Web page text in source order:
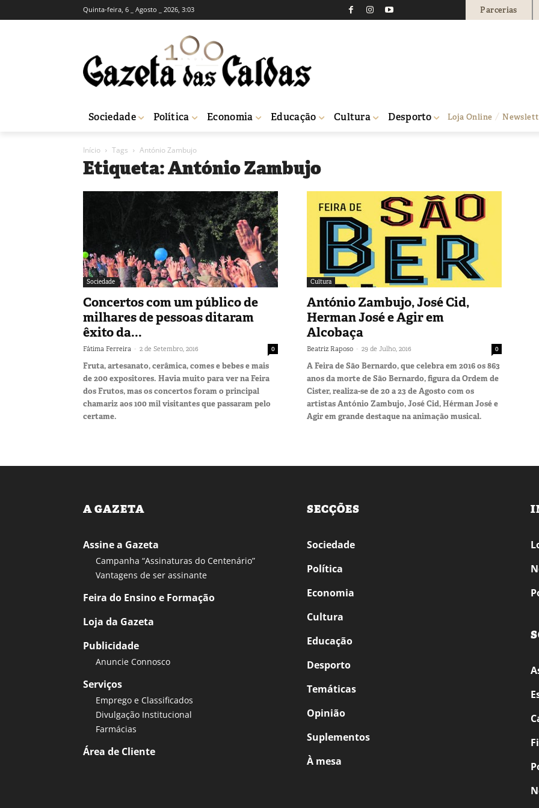
Quinta-feira, 6 _ Agosto _ 2026, 3:03 Parcerias
Sociedade Política Economia Educação Cultura Desporto Loja Online
Início Tags António Zambujo
Etiqueta: António Zambujo
Sociedade
Concertos com um público de
milhares de pessoas ditaram
êxito da...
Fátima Ferreira - 2 de Setembro, 2016 0
Fruta, artesanato, cerâmica, comes e bebes e mais
de 200 expositores. Havia muito para ver na Feira
dos Frutos, mas os concertos foram o principal
chamariz aos 100 mil visitantes que passaram pelo
certame.
Cultura
António Zambujo, José Cid,
Herman José e Agir em
Alcobaça
Beatriz Raposo - 29 de Julho, 2016 0
A Feira de São Bernardo, que celebra em 2016 os 863
anos da morte de São Bernardo, figura da Ordem de
Cister, realiza-se de 20 a 23 de Agosto com os
artistas António Zambujo, José Cid, Hérman José e
Agir em grande destaque na animação musical.
A GAZETA
Assine a Gazeta
Campanha “Assinaturas do Centenário”
Vantagens de ser assinante
Feira do Ensino e Formação
Loja da Gazeta
Publicidade
Anuncie Connosco
Serviços
Emprego e Classificados
Divulgação Institucional
Farmácias
Área de Cliente
SECÇÕES
Sociedade
Política
Economia
Cultura
Educação
Desporto
Temáticas
Opinião
Suplementos
À mesa